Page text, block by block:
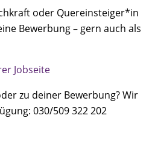
oder Quereinsteiger*in
Bewerbung – gern auch als
Jobseite
zu deiner Bewerbung? Wir
030/509 322 202